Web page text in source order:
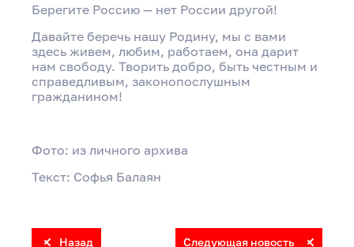
Берегите Россию — нет России другой!
Давайте беречь нашу Родину, мы с вами
здесь живем, любим, работаем, она дарит
нам свободу. Творить добро, быть честным и
справедливым, законопослушным
гражданином!
Фото: из личного архива
Текст: Софья Балаян
Назад Следующая новость